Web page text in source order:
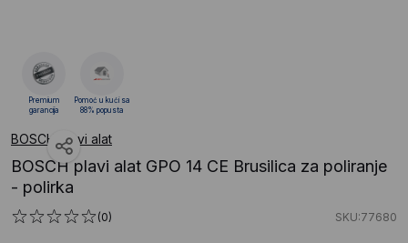
BOSCH plavi alat
BOSCH plavi alat GPO 14 CE Brusilica za poliranje
- polirka
(0) SKU:77680
Premium
garancija
Pomoć u kući sa
88% popusta